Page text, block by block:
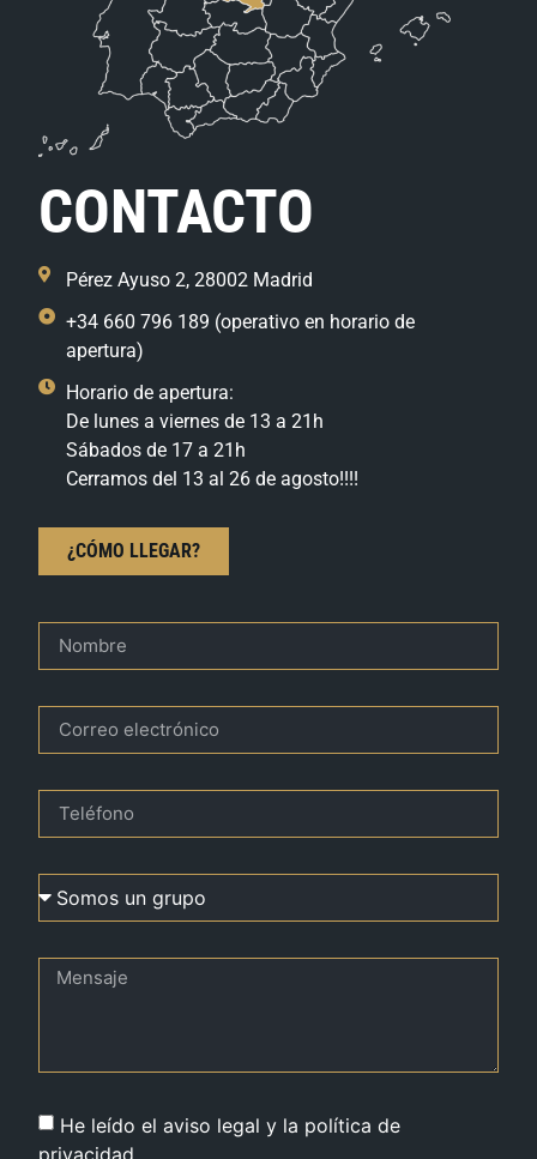
CONTACTO
Pérez Ayuso 2, 28002 Madrid
+34 660 796 189 (operativo en horario de
apertura)
Horario de apertura:
De lunes a viernes de 13 a 21h
Sábados de 17 a 21h
Cerramos del 13 al 26 de agosto!!!!
¿CÓMO LLEGAR?
He leído el aviso legal y la política de
privacidad